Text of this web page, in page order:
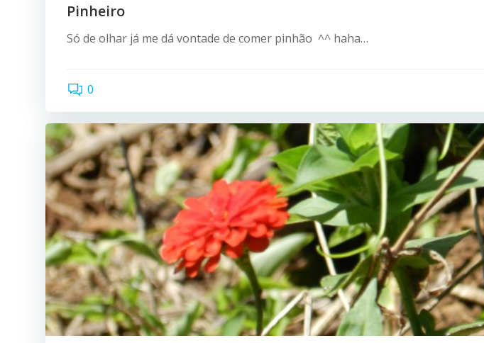
Pinheiro
Só de olhar já me dá vontade de comer pinhão ^^ haha…
0